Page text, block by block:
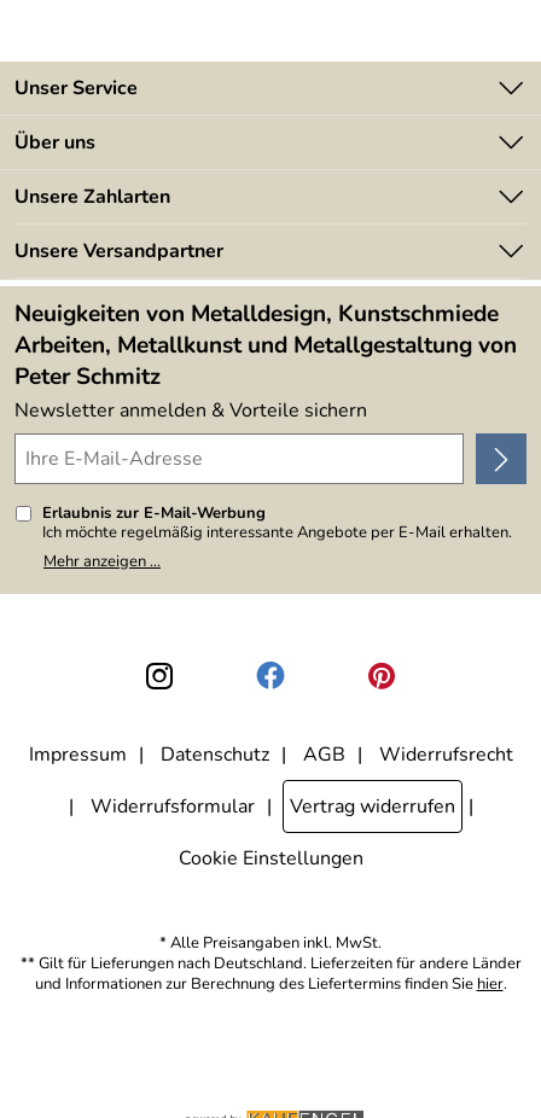
Unser Service
Kontakt
Kundeninformationen
Newsletter
Lieferbedingungen
Über uns
Angebote
Kundenbewertungen (394)
4,9/5
Unsere Zahlarten
Unsere Versandpartner
Neuigkeiten von Metalldesign, Kunstschmiede
Arbeiten, Metallkunst und Metallgestaltung von
Peter Schmitz
Newsletter anmelden & Vorteile sichern
Erlaubnis zur E-Mail-Werbung
Ich möchte regelmäßig interessante Angebote per E-Mail erhalten.
Meine E-Mail-Adresse wird nicht an andere Unternehmen
weitergegeben. Zu statistischen Zwecken wird in anonymer Form
den Link "Abmelden" am Ende des Newsletters anklicke. Die
Datenschutzerklärung
habe ich zur Kenntnis genommen.
Mehr anzeigen ...
Impressum Datenschutz AGB
Widerrufsrecht
Widerrufsformular
Vertrag widerrufen
Cookie Einstellungen
* Alle Preisangaben inkl. MwSt.
** Gilt für Lieferungen nach Deutschland. Lieferzeiten für andere Länder
und Informationen zur Berechnung des Liefertermins finden Sie hier.